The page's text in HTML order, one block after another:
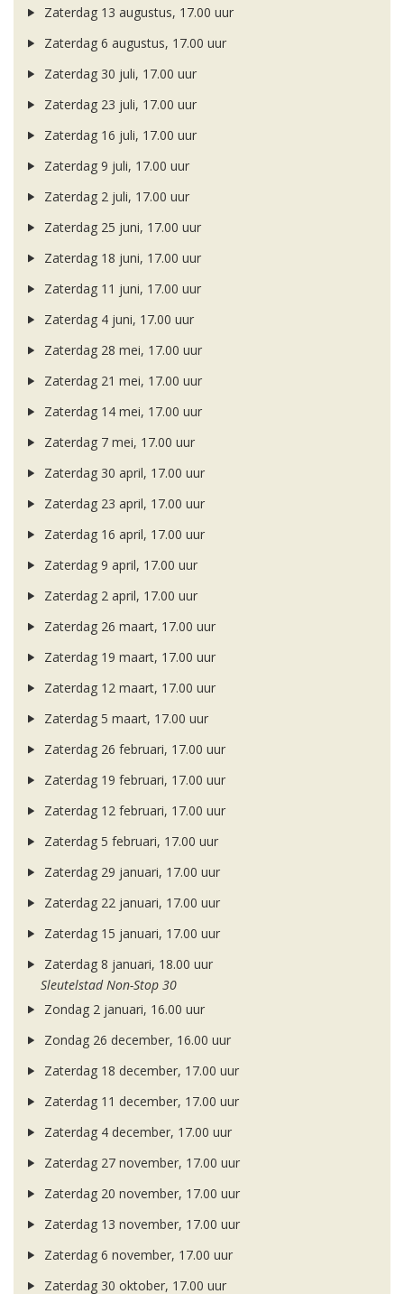
Zaterdag 13 augustus, 17.00 uur
Zaterdag 6 augustus, 17.00 uur
Zaterdag 30 juli, 17.00 uur
Zaterdag 23 juli, 17.00 uur
Zaterdag 16 juli, 17.00 uur
Zaterdag 9 juli, 17.00 uur
Zaterdag 2 juli, 17.00 uur
Zaterdag 25 juni, 17.00 uur
Zaterdag 18 juni, 17.00 uur
Zaterdag 11 juni, 17.00 uur
Zaterdag 4 juni, 17.00 uur
Zaterdag 28 mei, 17.00 uur
Zaterdag 21 mei, 17.00 uur
Zaterdag 14 mei, 17.00 uur
Zaterdag 7 mei, 17.00 uur
Zaterdag 30 april, 17.00 uur
Zaterdag 23 april, 17.00 uur
Zaterdag 16 april, 17.00 uur
Zaterdag 9 april, 17.00 uur
Zaterdag 2 april, 17.00 uur
Zaterdag 26 maart, 17.00 uur
Zaterdag 19 maart, 17.00 uur
Zaterdag 12 maart, 17.00 uur
Zaterdag 5 maart, 17.00 uur
Zaterdag 26 februari, 17.00 uur
Zaterdag 19 februari, 17.00 uur
Zaterdag 12 februari, 17.00 uur
Zaterdag 5 februari, 17.00 uur
Zaterdag 29 januari, 17.00 uur
Zaterdag 22 januari, 17.00 uur
Zaterdag 15 januari, 17.00 uur
Zaterdag 8 januari, 18.00 uur
Sleutelstad Non-Stop 30
Zondag 2 januari, 16.00 uur
Zondag 26 december, 16.00 uur
Zaterdag 18 december, 17.00 uur
Zaterdag 11 december, 17.00 uur
Zaterdag 4 december, 17.00 uur
Zaterdag 27 november, 17.00 uur
Zaterdag 20 november, 17.00 uur
Zaterdag 13 november, 17.00 uur
Zaterdag 6 november, 17.00 uur
Zaterdag 30 oktober, 17.00 uur